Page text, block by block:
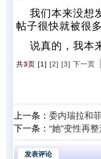
我们本来没想
帖子很快就被很
说真的，我本
共3页 [1] [2] [3] 下一页
上一条： 委内瑞拉和
下一条： “她”变性再
发表评论